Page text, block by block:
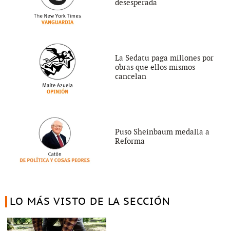
desesperada
La Sedatu paga millones por
obras que ellos mismos
cancelan
Puso Sheinbaum medalla a
Reforma
LO MÁS VISTO DE LA SECCIÓN